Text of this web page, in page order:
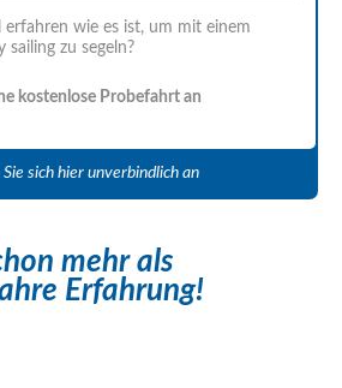
erfahren wie es ist, um mit einem
sailing zu segeln?
kostenlose Probefahrt an
sich hier unverbindlich an
mehr als
Erfahrung!